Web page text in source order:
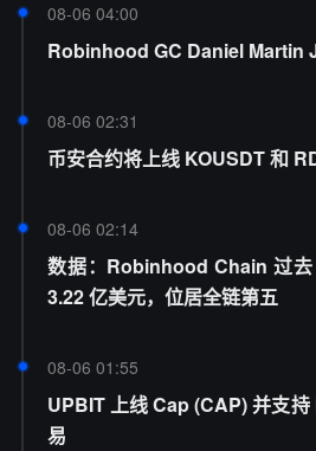
08-06 04:00
Robinhood GC Daniel Martin
08-06 02:31
币安合约将上线 KOUSDT 和
08-06 02:14
数据：Robinhood Chain 过
3.22 亿美元，位居全链第五
08-06 01:55
UPBIT 上线 Cap (CAP) 并支
易